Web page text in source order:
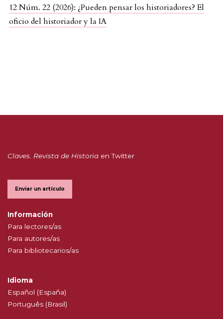
12 Núm. 22 (2026): ¿Pueden pensar los historiadores? El
oficio del historiador y la IA
Claves. Revista de Historia en Twitter
Enviar un artículo
Información
Para lectores/as
Para autores/as
Para bibliotecarios/as
Idioma
Español (España)
Português (Brasil)